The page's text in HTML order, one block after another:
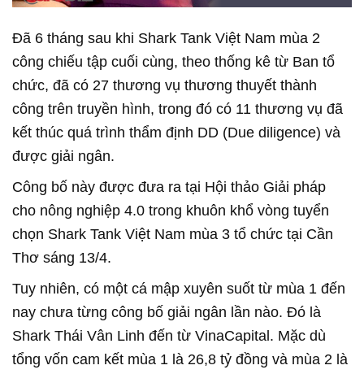
Đã 6 tháng sau khi Shark Tank Việt Nam mùa 2
công chiếu tập cuối cùng, theo thống kê từ Ban tổ
chức, đã có 27 thương vụ thương thuyết thành
công trên truyền hình, trong đó có 11 thương vụ đã
kết thúc quá trình thẩm định DD (Due diligence) và
được giải ngân.
Công bố này được đưa ra tại Hội thảo Giải pháp
cho nông nghiệp 4.0 trong khuôn khổ vòng tuyển
chọn Shark Tank Việt Nam mùa 3 tổ chức tại Cần
Thơ sáng 13/4.
Tuy nhiên, có một cá mập xuyên suốt từ mùa 1 đến
nay chưa từng công bố giải ngân lần nào. Đó là
Shark Thái Vân Linh đến từ VinaCapital. Mặc dù
tổng vốn cam kết mùa 1 là 26,8 tỷ đồng và mùa 2 là